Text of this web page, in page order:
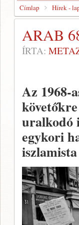
Címlap Hírek -
ARAB
ÍRTA:
Az 1968-
uralkodó
egykori